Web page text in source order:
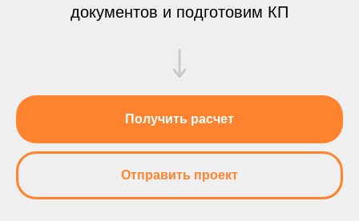
документов и подготовим КП
Получить расчет
Отправить проект